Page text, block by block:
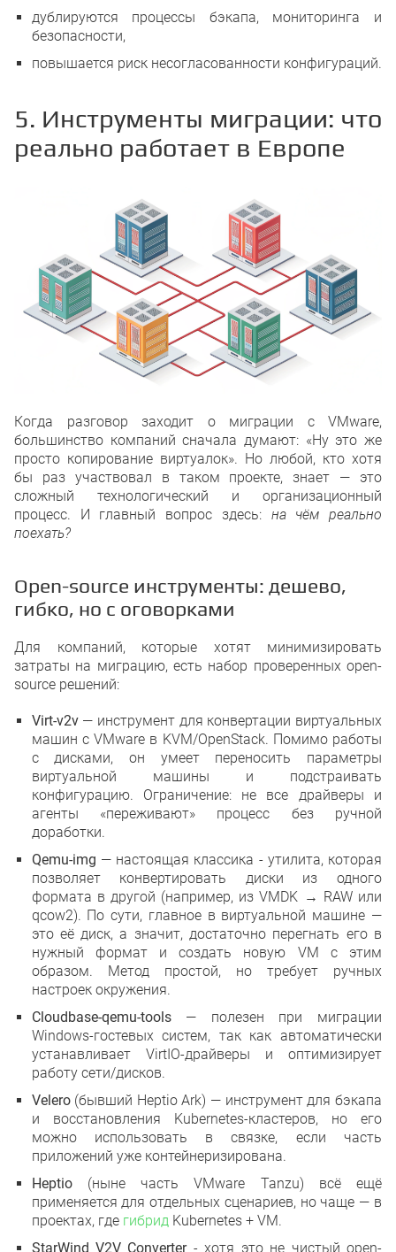
дублируются процессы бэкапа, мониторинга и
безопасности,
повышается риск несогласованности конфигураций.
5. Инструменты миграции: что
реально работает в Европе
Когда разговор заходит о миграции с VMware,
большинство компаний сначала думают: «Ну это же
просто копирование виртуалок». Но любой, кто хотя
бы раз участвовал в таком проекте, знает — это
сложный технологический и организационный
процесс. И главный вопрос здесь: на чём реально
поехать?
Open-source инструменты: дешево,
гибко, но с оговорками
Для компаний, которые хотят минимизировать
затраты на миграцию, есть набор проверенных open-
source решений:
Virt-v2v— инструмент для конвертации виртуальных
машин с VMware в KVM/OpenStack. Помимо работы
с дисками, он умеет переносить параметры
виртуальной машины и подстраивать
конфигурацию. Ограничение: не все драйверы и
агенты «переживают» процесс без ручной
доработки.
Qemu-img — настоящая классика - утилита, которая
позволяет конвертировать диски из одного
формата в другой (например, из VMDK → RAW или
qcow2). По сути, главное в виртуальной машине —
это её диск, а значит, достаточно перегнать его в
нужный формат и создать новую VM с этим
образом. Метод простой, но требует ручных
настроек окружения.
Cloudbase-qemu-tools— полезен при миграции
Windows-гостевых систем, так как автоматически
устанавливает VirtIO-драйверы и оптимизирует
работу сети/дисков.
Velero(бывший Heptio Ark) — инструмент для бэкапа
и восстановления Kubernetes-кластеров, но его
можно использовать в связке, если часть
приложений уже контейнеризирована.
Heptio(ныне часть VMware Tanzu) всё ещё
применяется для отдельных сценариев, но чаще — в
проектах, где гибрид Kubernetes + VM.
StarWind V2V Converter - хотя это не чистый open-